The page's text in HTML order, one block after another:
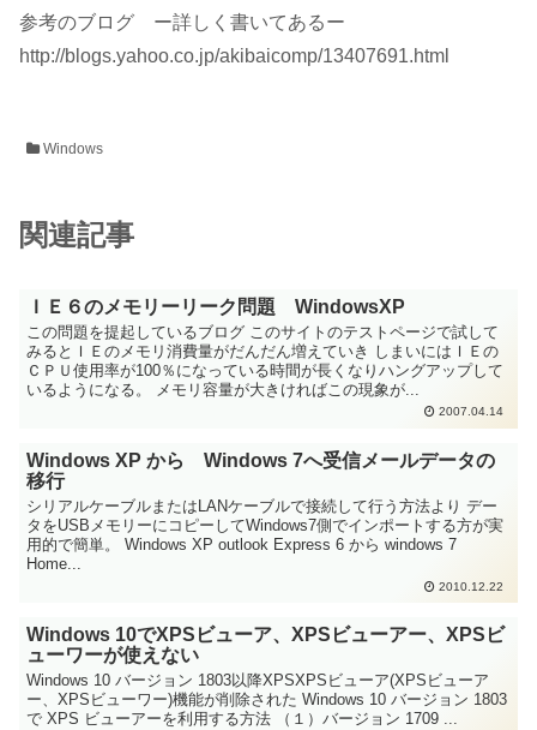
参考のブログ ー詳しく書いてあるー
http://blogs.yahoo.co.jp/akibaicomp/13407691.html
Windows
関連記事
ＩＥ６のメモリーリーク問題 WindowsXP
この問題を提起しているブログ このサイトのテストページで試して
みるとＩＥのメモリ消費量がだんだん増えていき しまいにはＩＥの
ＣＰＵ使用率が100％になっている時間が長くなりハングアップして
いるようになる。 メモリ容量が大きければこの現象が...
2007.04.14
Windows XP から Windows 7へ受信メールデータの
移行
シリアルケーブルまたはLANケーブルで接続して行う方法より デー
タをUSBメモリーにコピーしてWindows7側でインポートする方が実
用的で簡単。 Windows XP outlook Express 6 から windows 7
Home...
2010.12.22
Windows 10でXPSビューア、XPSビューアー、XPSビ
ューワーが使えない
Windows 10 バージョン 1803以降XPSXPSビューア(XPSビューア
ー、XPSビューワー)機能が削除された Windows 10 バージョン 1803
で XPS ビューアーを利用する方法 （１）バージョン 1709 ...